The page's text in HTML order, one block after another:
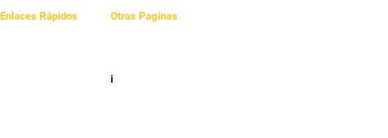
Enlaces Rápidos Otras Paginas
i